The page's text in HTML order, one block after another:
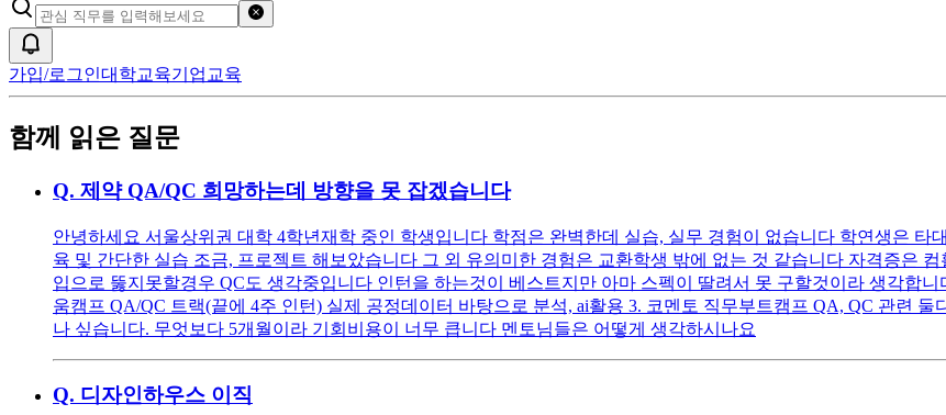
가입/로그인대학교육기업교육
함께 읽은 질문
Q. 제약 QA/QC 희망하는데 방향을 못 잡겠습니다
안녕하세요 서울상위권 대학 4학년재학 중인 학생입니다 학점은 완벽한데 실습, 실무 경험이 없습니다 학연생은 타
육 및 간단한 실습 조금, 프로젝트 해보았습니다 그 외 유의미한 경험은 교환학생 밖에 없는 것 같습니다 자격증은
입으로 뚫지못할경우 QC도 생각중입니다 인턴을 하는것이 베스트지만 아마 스펙이 딸려서 못 구할것이라 생각합
움캠프 QA/QC 트랙(끝에 4주 인턴) 실제 공정데이터 바탕으로 분석, ai활용 3. 코멘토 직무부트캠프 QA, QC 관련
나 싶습니다. 무엇보다 5개월이라 기회비용이 너무 큽니다 멘토님들은 어떻게 생각하시나요
Q. 디자인하우스 이직